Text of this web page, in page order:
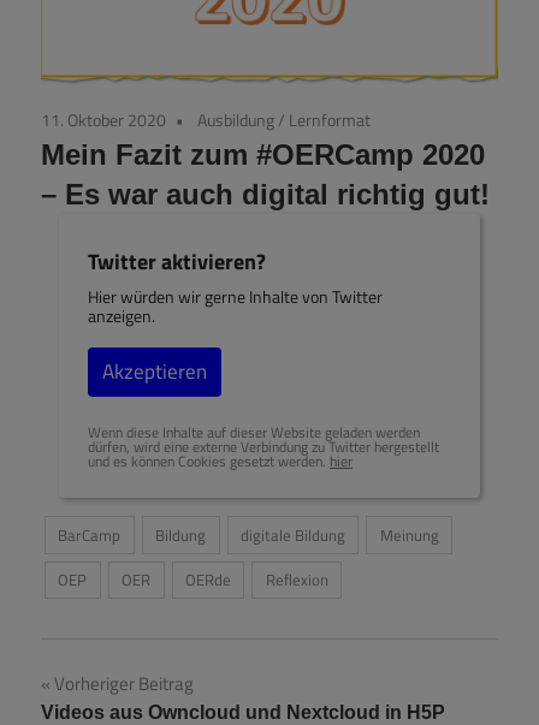
11. Oktober 2020 Ausbildung/ Lernformat
Mein Fazit zum #OERCamp 2020
– Es war auch digital richtig gut!
Twitter aktivieren?
Hier würden wir gerne Inhalte von Twitter
anzeigen.
Akzeptieren
Wenn diese Inhalte auf dieser Website geladen werden
dürfen, wird eine externe Verbindung zu Twitter hergestellt
und es können Cookies gesetzt werden. hier
BarCamp Bildung digitale Bildung
Meinung
OEP
OER OERde Reflexion
Beitragsnavigation
Vorheriger Beitrag
Videos aus Owncloud und Nextcloud in H5P